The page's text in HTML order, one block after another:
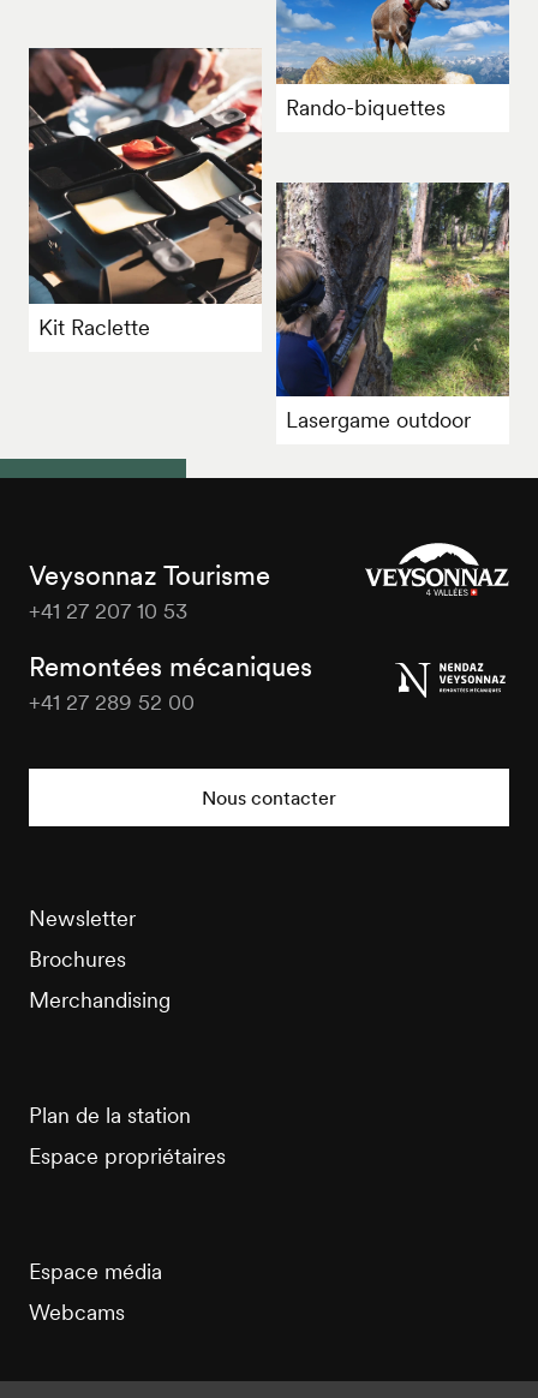
Rando-biquettes
Kit Raclette
Lasergame outdoor
Veysonnaz Tourisme
+41 27 207 10 53
Remontées mécaniques
+41 27 289 52 00
Nous contacter
Newsletter
Brochures
Merchandising
Plan de la station
Espace propriétaires
Espace média
Webcams